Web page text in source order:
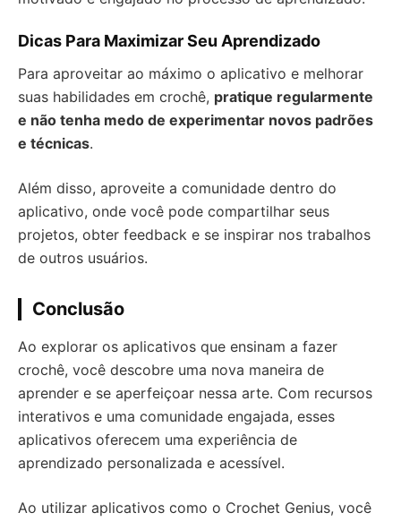
Dicas Para Maximizar Seu Aprendizado
Para aproveitar ao máximo o aplicativo e melhorar
suas habilidades em crochê, pratique regularmente
e não tenha medo de experimentar novos padrões
e técnicas.
Além disso, aproveite a comunidade dentro do
aplicativo, onde você pode compartilhar seus
projetos, obter feedback e se inspirar nos trabalhos
de outros usuários.
Conclusão
Ao explorar os aplicativos que ensinam a fazer
crochê, você descobre uma nova maneira de
aprender e se aperfeiçoar nessa arte. Com recursos
interativos e uma comunidade engajada, esses
aplicativos oferecem uma experiência de
aprendizado personalizada e acessível.
Ao utilizar aplicativos como o Crochet Genius, você